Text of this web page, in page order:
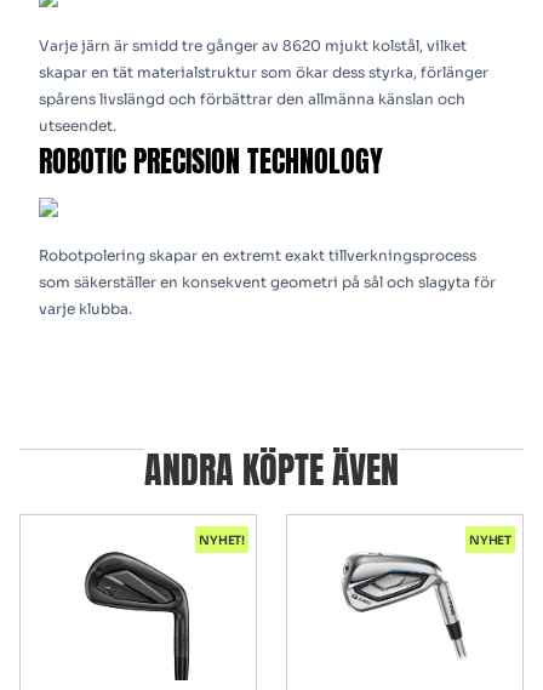
Varje järn är smidd tre gånger av 8620 mjukt kolstål, vilket
skapar en tät materialstruktur som ökar dess styrka, förlänger
spårens livslängd och förbättrar den allmänna känslan och
utseendet.
ROBOTIC PRECISION TECHNOLOGY
Robotpolering skapar en extremt exakt tillverkningsprocess
som säkerställer en konsekvent geometri på sål och slagyta för
varje klubba.
ANDRA KÖPTE ÄVEN
NYHET! NYHET